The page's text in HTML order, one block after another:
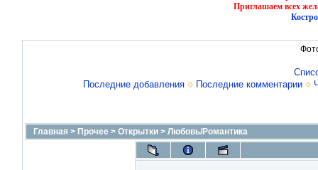
Приглашаем всех
Последние добавления
Последние комментарии
Главная > Прочее> Открытки> Любовь/Романтика